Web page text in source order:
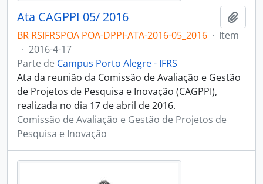
Ata CAGPPI 05/ 2016
BR RSIFRSPOA POA-DPPI-ATA-2016-05_2016 · Item
· 2016-4-17
Parte de Campus Porto Alegre - IFRS
Ata da reunião da Comissão de Avaliação e Gestão
de Projetos de Pesquisa e Inovação (CAGPPI),
realizada no dia 17 de abril de 2016.
Comissão de Avaliação e Gestão de Projetos de
Pesquisa e Inovação